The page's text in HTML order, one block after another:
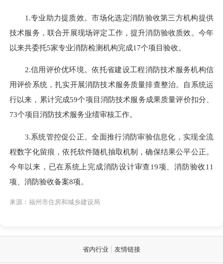
1.专业助力提质效。市场化选定消防验收第三方机构提供
技术服务，联合开展现场评定工作，提升消防验收质效。今年
以来共委托5家专业消防检测机构完成17个项目验收。
2.信用评价优环境。依托省建设工程消防技术服务机构信
用评价系统，扎实开展消防技术服务质量排查整治。自系统运
行以来，累计完成59个项目消防技术服务成果质量评价扣分、
73个项目消防技术服务业绩审核工作。
3.系统管控促公正。全面推行消防审验信息化，实现全流
程数字化留痕，依托软件随机抽取机制，确保结果公平公正。
今年以来，已在系统上完成消防设计审查19项、消防验收11
项、消防验收备案8项。
来源：福州市住房和城乡建设局
省内行业 友情链接